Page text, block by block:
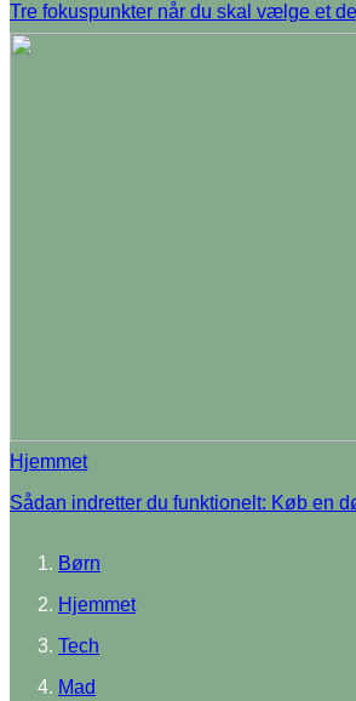
Tre fokuspunkter når du skal vælge et
Hjemmet
Sådan indretter du funktionelt: Køb en
Børn
Hjemmet
Tech
Mad